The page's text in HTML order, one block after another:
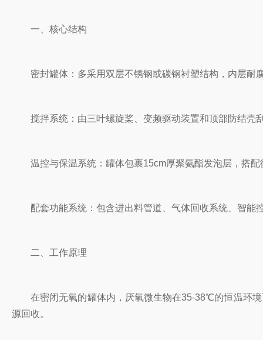
一、核心结构
密封罐体‌：多采用双层不锈钢或碳钢衬塑结构，内层耐
搅拌系统‌：由三叶螺旋桨、变频驱动装置和顶部防结壳
温控与保温系统‌：罐体包裹15cm厚聚氨酯发泡层，搭配
配套功能系统‌：包含进出料管道、气体回收系统、智能
二、工作原理
在密闭无氧的罐体内，厌氧微生物在35-38℃的恒温环境
源回收。